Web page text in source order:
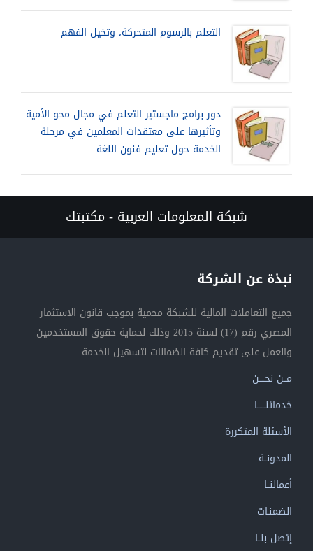
التعلم بالرسوم المتحركة، وتخيل الفهم
دور برامج ماجستير التعلم في مجال محو الأمية
وتأثيرها على معتقدات المعلمين في مرحلة
الخدمة حول تعليم فنون اللغة
شبكة المعلومات العربية - مكتبتك
نبذة عن الشركة
جميع التعاملات المالية للشبكة محمية بموجب قانون الاستثمار
المصري رقم (17) لسنة 2015 وذلك لحماية حقوق المستخدمين
والعمل على تقديم كافة الضمانات لتسهيل الخدمة.
مــن نحــــن
خدماتنــــــا
الأسئلة المتكررة
المدونــة
أعمالنــا
الضمنـات
إتصل بنــا